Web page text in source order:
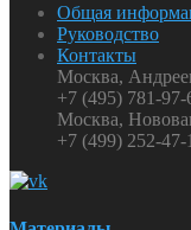
Общая
Руководство
Контакты
Москва,
+7 (495) 781-97-
Москва,
+7 (499) 252-47-